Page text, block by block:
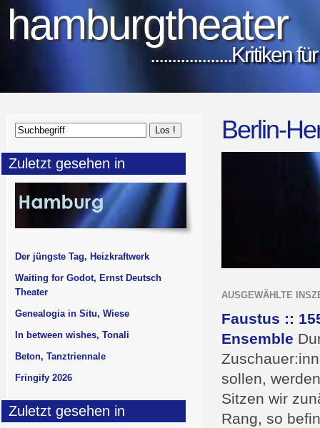
hamburgtheater
...................Kritiken
Berlin-
AUSGEWÄHLTE
Faustus ::
Ensemble
sollen,
Sitzen wir
Rang, so
Zuletzt gesehen in
Der jüngste Tag, Heizkraftwerk
Waiting for Godot, Ernst Deutsch
Theater
Genealogia in Situ, Wiese
In between wishes, Tonali
Beton, Tanztriennale
Fringify 2026
Zuletzt gesehen in